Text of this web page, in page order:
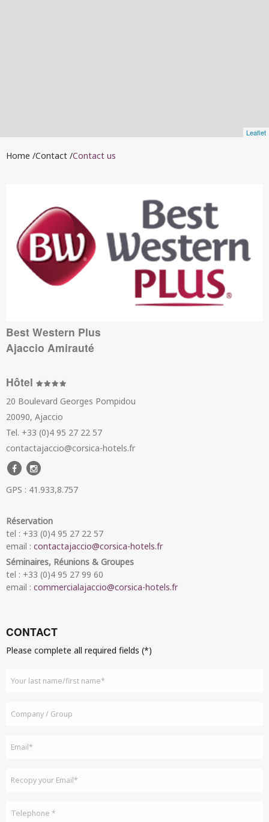
Leaflet
Home Contact Contact us
Best Western Plus
Ajaccio Amirauté
Hôtel
20 Boulevard Georges Pompidou
20090, Ajaccio
Tel. +33 (0)4 95 27 22 57
contactajaccio@corsica-hotels.fr
GPS : 41.933,8.757
Réservation
tel : +33 (0)4 95 27 22 57
email : contactajaccio@corsica-hotels.fr
Séminaires, Réunions & Groupes
tel : +33 (0)4 95 27 99 60
email : commercialajaccio@corsica-hotels.fr
CONTACT
Please complete all required fields (*)